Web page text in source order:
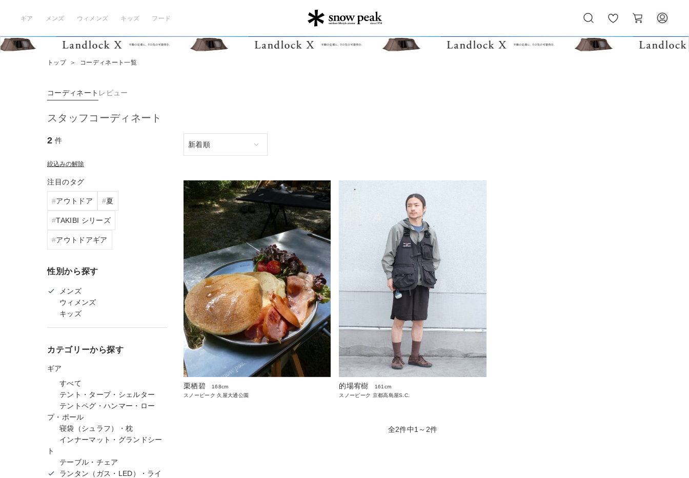
ギア メンズ ウィメンズ キッズ フード
気
に
ー
ト
トップ ＞ コーディネート一覧
コーディネート レビュー
スタッフコーディネート
2 件
絞込みの解除
注目のタグ
アウトドア 夏
TAKIBI シリーズ
アウトドアギア
性別から探す
メンズ
ウィメンズ
キッズ
カテゴリーから探す
ギア
すべて
テント・タープ・シェルター
テントペグ・ハンマー・ロー
プ・ポール
寝袋（シュラフ）・枕
インナーマット・グランドシー
ト
テーブル・チェア
ランタン（ガス・LED）・ライ
栗栖碧
168cm
スノーピーク 久屋大通公園
的場宥樹
161cm
スノーピーク 京都高島屋S.C.
全2件中1～2件